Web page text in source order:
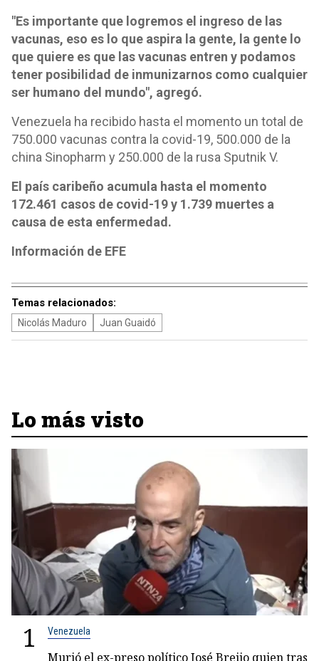
"Es importante que logremos el ingreso de las
vacunas, eso es lo que aspira la gente, la gente lo
que quiere es que las vacunas entren y podamos
tener posibilidad de inmunizarnos como cualquier
ser humano del mundo", agregó.
Venezuela ha recibido hasta el momento un total de
750.000 vacunas contra la covid-19, 500.000 de la
china Sinopharm y 250.000 de la rusa Sputnik V.
El país caribeño acumula hasta el momento
172.461 casos de covid-19 y 1.739 muertes a
causa de esta enfermedad.
Información de EFE
Temas relacionados:
Nicolás Maduro Juan Guaidó
Lo más visto
1 Venezuela
Murió el ex-preso político José Breijo quien tras